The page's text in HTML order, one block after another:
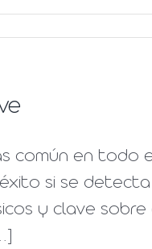
común en todo
si se
y clave sobre